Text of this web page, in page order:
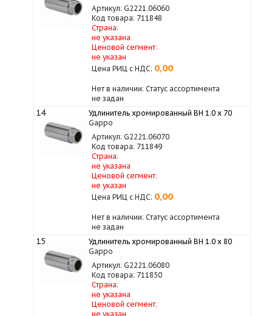
Артикул: G2221.06060
Код товара: 711848
Страна:
не указана
Ценовой сегмент:
не указан
Цена РИЦ с НДС: 0,00
Нет в наличии: Статус ассортимента
не задан
14
Удлинитель хромированный ВН 1.0 х 70
Gappo
Артикул: G2221.06070
Код товара: 711849
Страна:
не указана
Ценовой сегмент:
не указан
Цена РИЦ с НДС: 0,00
Нет в наличии: Статус ассортимента
не задан
15
Удлинитель хромированный ВН 1.0 х 80
Gappo
Артикул: G2221.06080
Код товара: 711850
Страна:
не указана
Ценовой сегмент:
не указан